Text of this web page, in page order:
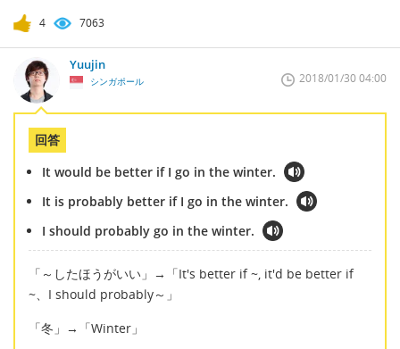
4 7063
Yuujin
シンガポール 2018/01/30 04:00
回答
It would be better if I go in the winter.
It is probably better if I go in the winter.
I should probably go in the winter.
「～したほうがいい」→「It's better if ~, it'd be better if
~、I should probably～」
「冬」→「Winter」